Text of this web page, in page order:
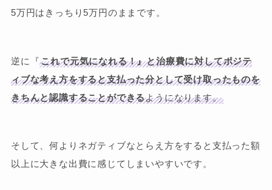
5万円はきっちり5万円のままです。
逆に『これで元気になれる！』と治療費に対してポジテ
ィブな考え方をすると支払った分として受け取ったものを
きちんと認識することができるようになります。
そして、何よりネガティブなとらえ方をすると支払った額
以上に大きな出費に感じてしまいやすいです。